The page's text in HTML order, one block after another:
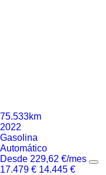
75.533km
2022
Gasolina
Automático
Desde 229,62 €/mes
17.479 € 14.445 €